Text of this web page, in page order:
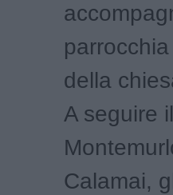
della
A seguire
Calamai,